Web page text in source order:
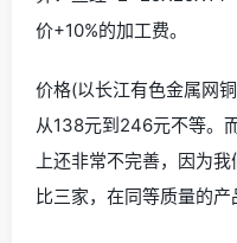
价+10%的加工费。
价格(以长江有色金属网
从138元到246元不等。
上还非常不完善，因为
比三家，在同等质量的产